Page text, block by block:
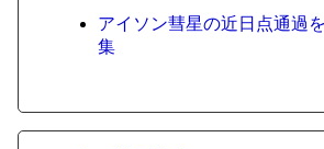
アイソン彗星の近日点通過
集